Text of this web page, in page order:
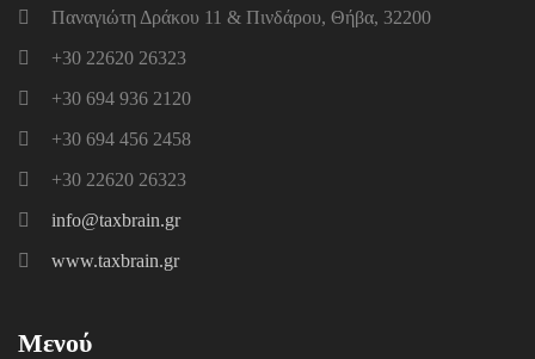
Παναγιώτη Δράκου 11 & Πινδάρου, Θήβα, 32200
+30 22620 26323
+30 694 936 2120
+30 694 456 2458
+30 22620 26323
info@taxbrain.gr
www.taxbrain.gr
Μενού